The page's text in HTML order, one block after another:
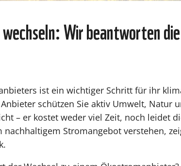
Wir beantworten
ist ein wichtiger Schritt für ihr
schützen Sie aktiv Umwelt, Natur
– er kostet weder viel Zeit, noch leidet
nachhaltigem Stromangebot verstehen,